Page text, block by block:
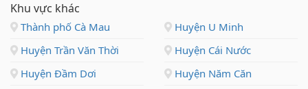
Khu vực khác
Thành phố Cà Mau
Huyện U Minh
Huyện Trần Văn Thời
Huyện Cái Nước
Huyện Đầm Dơi
Huyện Năm Căn